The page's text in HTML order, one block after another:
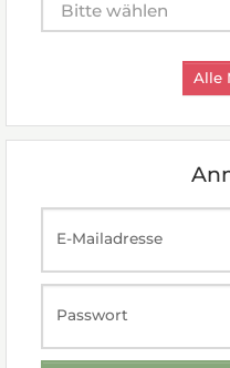
Alle
E-Mailadresse
Passwort